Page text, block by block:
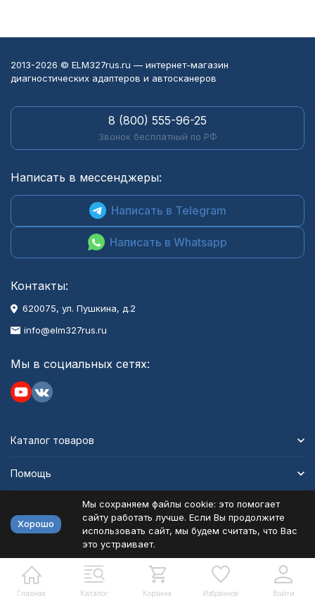
Главная Каталог Корзина Избранное Войти
2013-2026 © ELM327rus.ru — интернет-магазин
диагностических адаптеров и автосканеров
8 (800) 555-96-25
Звонок бесплатный по РФ
Написать в мессенджеры:
Написать в Telegram
Написать в Whatsapp
Контакты:
620075, ул. Пушкина, д.2
info@elm327rus.ru
Мы в социальных сетях:
Каталог товаров
Помощь
Политика персональных данных
Разработано в bodysite.ru
Хорошо
Мы сохраняем файлы cookie: это помогает
сайту работать лучше. Если Вы продолжите
использовать сайт, мы будем считать, что Вас
это устраивает.